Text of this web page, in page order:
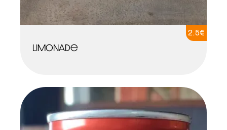
2.5€
Limonade